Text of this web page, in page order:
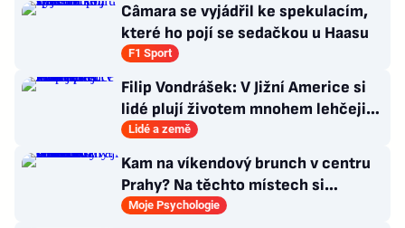
Câmara se vyjádřil ke spekulacím,
které ho pojí se sedačkou u Haasu
F1 Sport
Filip Vondrášek: V Jižní Americe si
lidé plují životem mnohem lehčeji,
věci tolik neřeší
Lidé a země
Kam na víkendový brunch v centru
Prahy? Na těchto místech si
dlouhou snídani užívají i místní
Moje Psychologie